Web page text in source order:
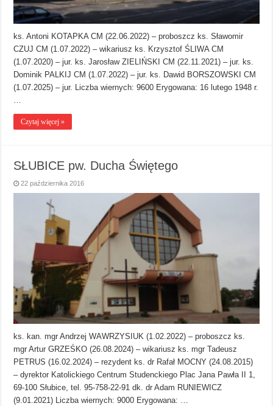
ks. Antoni KOTAPKA CM (22.06.2022) – proboszcz ks. Sławomir
CZUJ CM (1.07.2022) – wikariusz ks. Krzysztof ŚLIWA CM
(1.07.2020) – jur. ks. Jarosław ZIELIŃSKI CM (22.11.2021) – jur. ks.
Dominik PALKIJ CM (1.07.2022) – jur. ks. Dawid BORSZOWSKI CM
(1.07.2025) – jur. Liczba wiernych: 9600 Erygowana: 16 lutego 1948 r.
…
Czytaj więcej »
SŁUBICE pw. Ducha Świętego
22 października 2016
ks. kan. mgr Andrzej WAWRZYSIUK (1.02.2022) – proboszcz ks.
mgr Artur GRZEŚKO (26.08.2024) – wikariusz ks. mgr Tadeusz
PETRUS (16.02.2024) – rezydent ks. dr Rafał MOCNY (24.08.2015)
– dyrektor Katolickiego Centrum Studenckiego Plac Jana Pawła II 1,
69-100 Słubice, tel. 95-758-22-91 dk. dr Adam RUNIEWICZ
(9.01.2021) Liczba wiernych: 9000 Erygowana: …